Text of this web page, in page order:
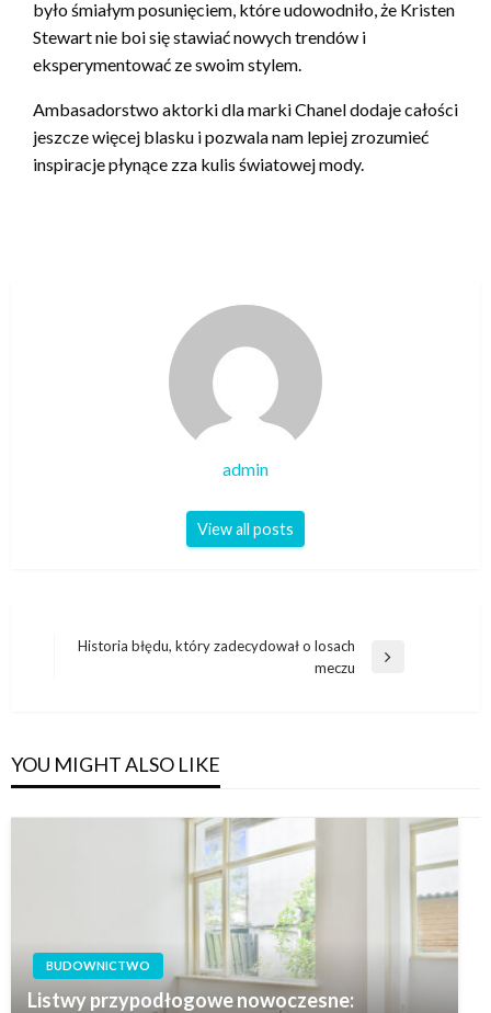
było śmiałym posunięciem, które udowodniło, że Kristen
Stewart nie boi się stawiać nowych trendów i
eksperymentować ze swoim stylem.
Ambasadorstwo aktorki dla marki Chanel dodaje całości
jeszcze więcej blasku i pozwala nam lepiej zrozumieć
inspiracje płynące zza kulis światowej mody.
admin
View all posts
Nawigacja
Historia błędu, który zadecydował o losach
meczu
YOU MIGHT ALSO LIKE
BUDOWNICTWO
Listwy przypodłogowe nowoczesne: